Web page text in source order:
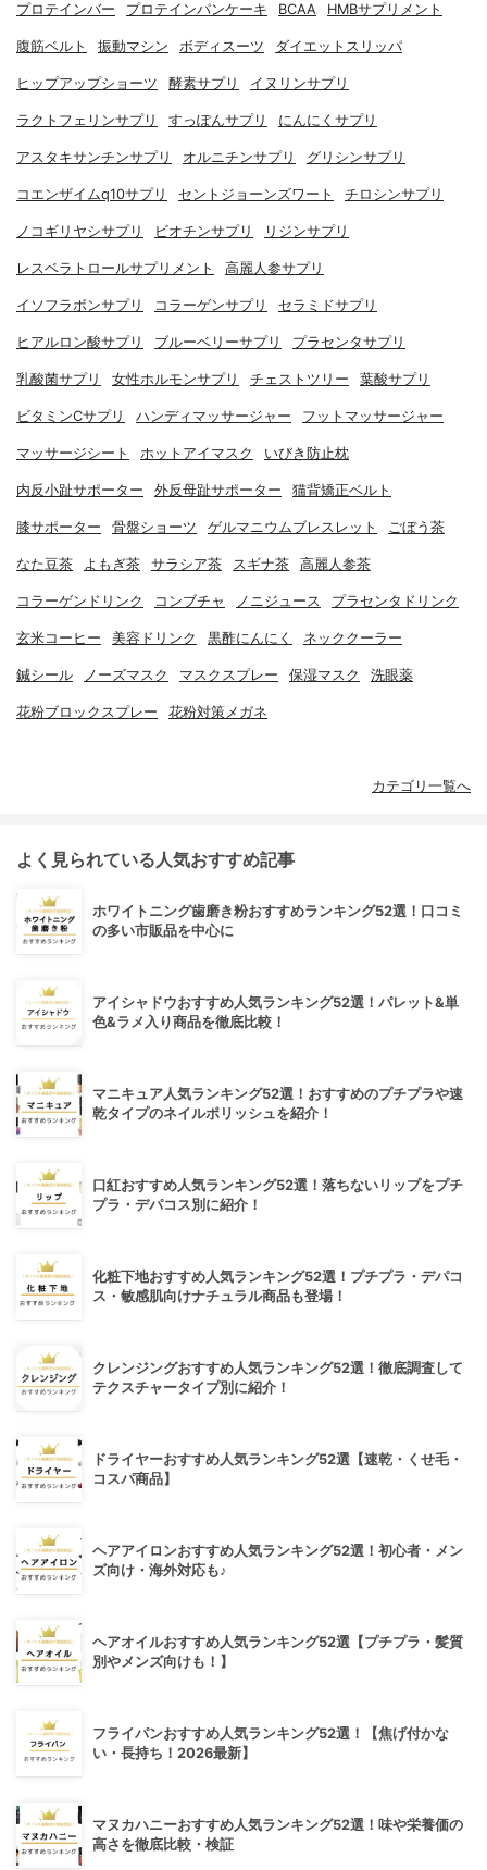
プロテインバー プロテインパンケーキ BCAA HMBサプリメント
腹筋ベルト 振動マシン ボディスーツ ダイエットスリッパ
ヒップアップショーツ 酵素サプリ イヌリンサプリ
ラクトフェリンサプリ すっぽんサプリ にんにくサプリ
アスタキサンチンサプリ オルニチンサプリ グリシンサプリ
コエンザイムq10サプリ セントジョーンズワート チロシンサプリ
ノコギリヤシサプリ ビオチンサプリ リジンサプリ
レスベラトロールサプリメント 高麗人参サプリ
イソフラボンサプリ コラーゲンサプリ セラミドサプリ
ヒアルロン酸サプリ ブルーベリーサプリ プラセンタサプリ
乳酸菌サプリ 女性ホルモンサプリ チェストツリー 葉酸サプリ
ビタミンCサプリ ハンディマッサージャー フットマッサージャー
マッサージシート ホットアイマスク いびき防止枕
内反小趾サポーター 外反母趾サポーター 猫背矯正ベルト
膝サポーター 骨盤ショーツ ゲルマニウムブレスレット ごぼう茶
なた豆茶 よもぎ茶 サラシア茶 スギナ茶 高麗人参茶
コラーゲンドリンク コンブチャ ノニジュース プラセンタドリンク
玄米コーヒー 美容ドリンク 黒酢にんにく ネッククーラー
鍼シール ノーズマスク マスクスプレー 保湿マスク 洗眼薬
花粉ブロックスプレー 花粉対策メガネ
カテゴリ一覧へ
よく見られている人気おすすめ記事
ホワイトニング歯磨き粉おすすめランキング52選！口コミ
の多い市販品を中心に
アイシャドウおすすめ人気ランキング52選！パレット&単
色&ラメ入り商品を徹底比較！
マニキュア人気ランキング52選！おすすめのプチプラや速
乾タイプのネイルポリッシュを紹介！
口紅おすすめ人気ランキング52選！落ちないリップをプチ
プラ・デパコス別に紹介！
化粧下地おすすめ人気ランキング52選！プチプラ・デパコ
ス・敏感肌向けナチュラル商品も登場！
クレンジングおすすめ人気ランキング52選！徹底調査して
テクスチャータイプ別に紹介！
ドライヤーおすすめ人気ランキング52選【速乾・くせ毛・
コスパ商品】
ヘアアイロンおすすめ人気ランキング52選！初心者・メン
ズ向け・海外対応も♪
ヘアオイルおすすめ人気ランキング52選【プチプラ・髪質
別やメンズ向けも！】
フライパンおすすめ人気ランキング52選！【焦げ付かな
い・長持ち！2026最新】
マヌカハニーおすすめ人気ランキング52選！味や栄養価の
高さを徹底比較・検証